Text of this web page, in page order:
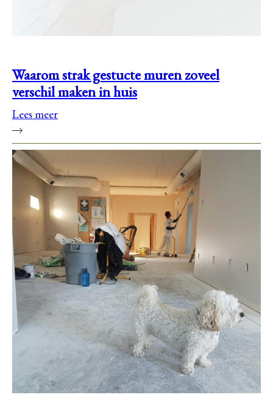
Waarom strak gestucte muren zoveel
verschil maken in huis
Lees meer